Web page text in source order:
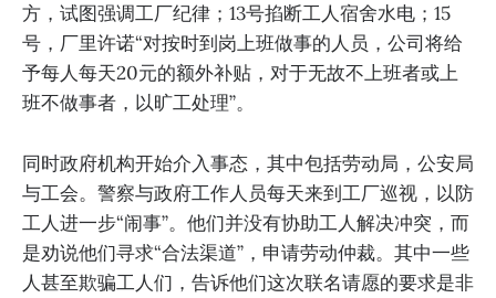
方，试图强调工厂纪律；13号掐断工人宿舍水电；15
号，厂里许诺“对按时到岗上班做事的人员，公司将给
予每人每天20元的额外补贴，对于无故不上班者或上
班不做事者，以旷工处理”。
同时政府机构开始介入事态，其中包括劳动局，公安局
与工会。警察与政府工作人员每天来到工厂巡视，以防
工人进一步“闹事”。他们并没有协助工人解决冲突，而
是劝说他们寻求“合法渠道”，申请劳动仲裁。其中一些
人甚至欺骗工人们，告诉他们这次联名请愿的要求是非